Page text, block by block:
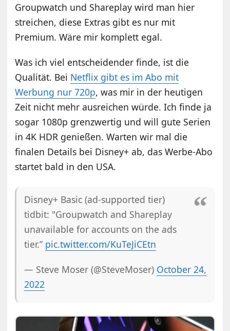
Groupwatch und Shareplay wird man hier
streichen, diese Extras gibt es nur mit
Premium. Wäre mir komplett egal.
Was ich viel entscheidender finde, ist die
Qualität. Bei Netflix gibt es im Abo mit
Werbung nur 720p, was mir in der heutigen
Zeit nicht mehr ausreichen würde. Ich finde ja
sogar 1080p grenzwertig und will gute Serien
in 4K HDR genießen. Warten wir mal die
finalen Details bei Disney+ ab, das Werbe-Abo
startet bald in den USA.
Disney+ Basic (ad-supported tier)
tidbit: "Groupwatch and Shareplay
unavailable for accounts on the ads
tier.” pic.twitter.com/KuTeJiCEtn
— Steve Moser (@SteveMoser) October 24,
2022